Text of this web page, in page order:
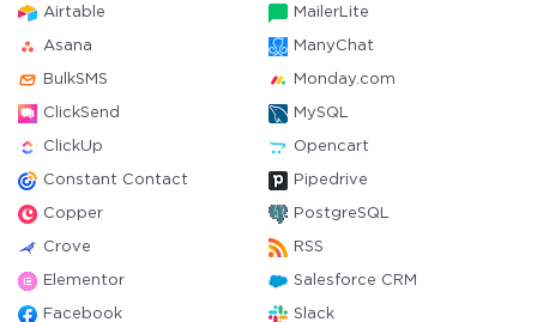
Airtable MailerLite
Asana ManyChat
BulkSMS Monday.com
ClickSend MySQL
ClickUp Opencart
Constant Contact Pipedrive
Copper PostgreSQL
Crove RSS
Elementor Salesforce CRM
Facebook Slack